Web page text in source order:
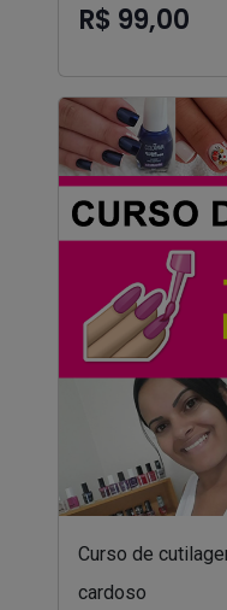
R$ 99,00
Curso de
cardoso